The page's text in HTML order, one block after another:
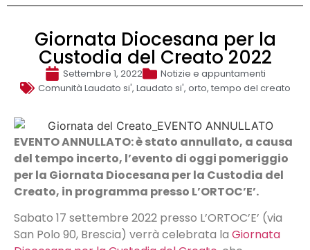
Giornata Diocesana per la
Custodia del Creato 2022
Settembre 1, 2022
Notizie e appuntamenti
Comunità Laudato si', Laudato si', orto, tempo del creato
EVENTO ANNULLATO: è stato annullato, a causa
del tempo incerto, l’evento di oggi pomeriggio
per la Giornata Diocesana per la Custodia del
Creato, in programma presso L’ORTOC’E’.
Sabato 17 settembre 2022 presso L’ORTOC’E’ (via
San Polo 90, Brescia) verrà celebrata la Giornata